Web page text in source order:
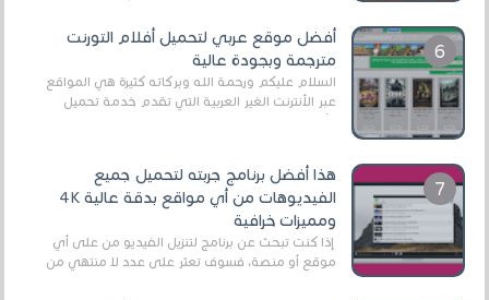
أفضل موقع عربي لتحميل أفلام التورنت
مترجمة وبجودة عالية
السلام عليكم ورحمة الله وبركاته كثيرة هي المواقع
عبر الأنترنت الغير العربية التي تقدم خدمة تحميل
الأفلام على التورنت ، ومعظم هذه المواقع ل...
هذا أفضل برنامج جربته لتحميل جميع
الفيديوهات من أي مواقع بدقة عالية 4K
ومميزات خرافية
إذا كنت تبحث عن برنامج لتنزيل الفيديو من على أي
موقع أو منصة، فسوف تعثر على عدد لا منتهي من